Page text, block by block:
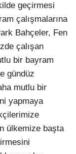
geçirmesi
çalışmalarına
Bahçeler, Fen
çalışan
bir bayram
gündüz
mutlu bir
yapmaya
ülkemize başta